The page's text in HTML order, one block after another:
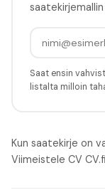
Saat ensin
listalta milloin
Kun saatekirje on
Viimeistele CV